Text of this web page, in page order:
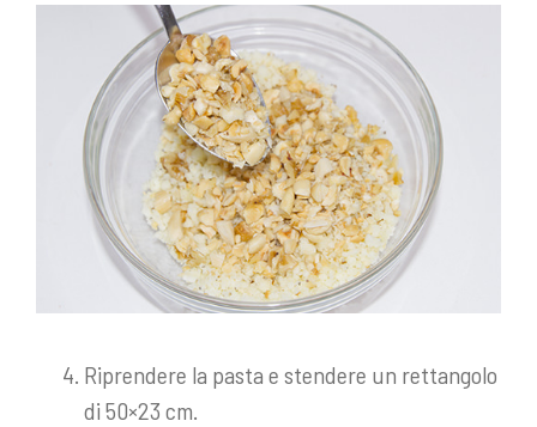
Riprendere la pasta e stendere un rettangolo
di 50×23 cm.